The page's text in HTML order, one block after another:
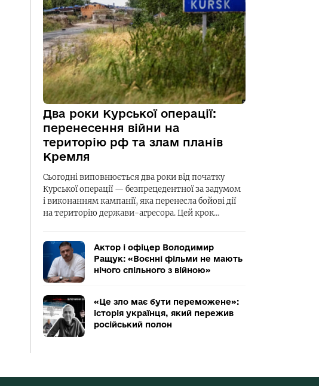
Два роки Курської операції:
перенесення війни на
територію рф та злам планів
Кремля
Сьогодні виповнюється два роки від початку
Курської операції — безпрецедентної за задумом
і виконанням кампанії, яка перенесла бойові дії
на територію держави-агресора. Цей крок…
Актор і офіцер Володимир
Ращук: «Воєнні фільми не мають
нічого спільного з війною»
«Це зло має бути переможене»:
історія українця, який пережив
російський полон